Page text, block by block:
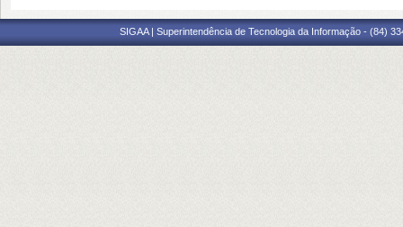
SIGAA | Superintendência de Tecnologia da Informação - (84)